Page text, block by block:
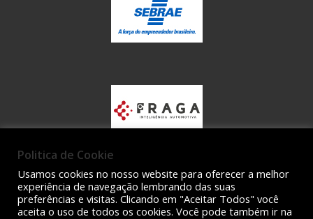
Politica de Cookie
Usamos cookies no nosso website para oferecer a melhor
experiência de navegação lembrando das suas
preferências e visitas. Clicando em "Aceitar Todos" você
aceita o uso de todos os cookies. Você pode também ir na